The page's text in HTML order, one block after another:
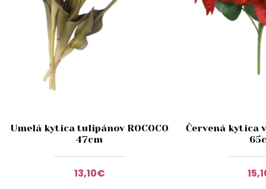
Umelá kytica tulipánov ROCOCO
47cm
13,10€
Červená kytica